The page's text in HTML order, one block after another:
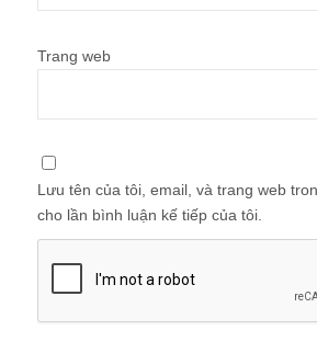
Trang web
Lưu tên của tôi, email, và trang web
cho lần bình luận kế tiếp của tôi.